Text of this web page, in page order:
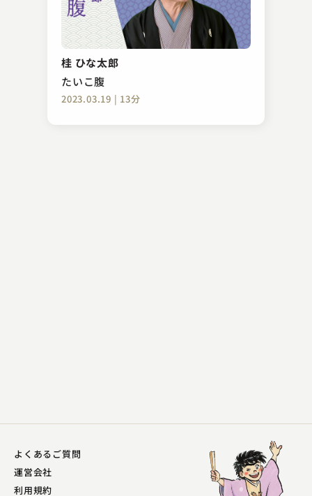
桂 ひな太郎
たいこ腹
2023.03.19 | 13分
柳家 小もん
子ほめ
2023.12.24 | 10分
よくあるご質問
運営会社
利用規約